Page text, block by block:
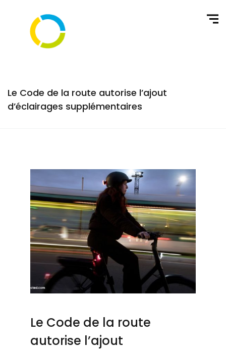
Le Code de la route autorise l’ajout
d’éclairages supplémentaires
Le Code de la route
autorise l’ajout